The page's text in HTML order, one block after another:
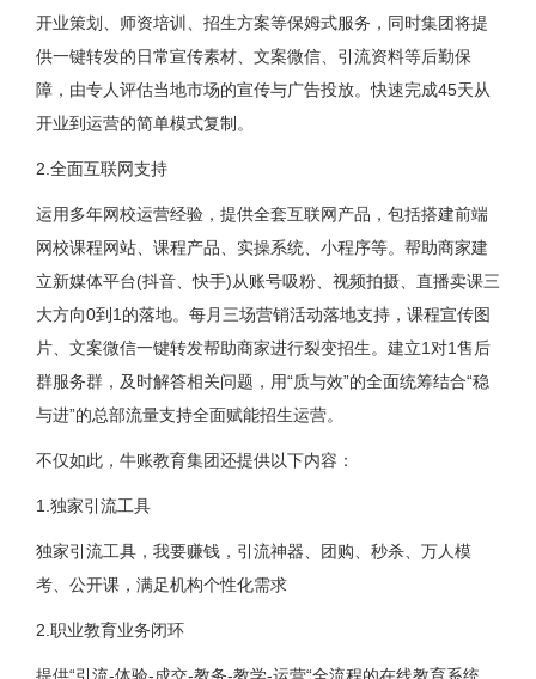
开业策划、师资培训、招生方案等保姆式服务，同时集团将提
供一键转发的日常宣传素材、文案微信、引流资料等后勤保
障，由专人评估当地市场的宣传与广告投放。快速完成45天从
开业到运营的简单模式复制。
2.全面互联网支持
运用多年网校运营经验，提供全套互联网产品，包括搭建前端
网校课程网站、课程产品、实操系统、小程序等。帮助商家建
立新媒体平台(抖音、快手)从账号吸粉、视频拍摄、直播卖课三
大方向0到1的落地。每月三场营销活动落地支持，课程宣传图
片、文案微信一键转发帮助商家进行裂变招生。建立1对1售后
群服务群，及时解答相关问题，用“质与效”的全面统筹结合“稳
与进”的总部流量支持全面赋能招生运营。
不仅如此，牛账教育集团还提供以下内容：
1.独家引流工具
独家引流工具，我要赚钱，引流神器、团购、秒杀、万人模
考、公开课，满足机构个性化需求
2.职业教育业务闭环
提供“引流-体验-成交-教务-教学-运营“全流程的在线教育系统